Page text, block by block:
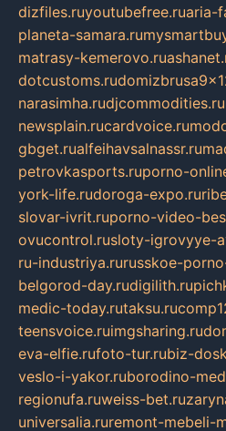
dizfiles.ruyoutubefree.ruaria-
planeta-samara.ru
matrasy-kemerovo.ru
dotcustoms.ru
narasimha.rudjcommodities.ru
newsplain.rucardvoice.ru
gbget.rualfeihavsalnassr.ru
petrovkasports.ruporno-
york-life.rudoroga-expo.ru
slovar-ivrit.ruporno-video-
ovucontrol.rusloty-igrovyye-
ru-industriya.rurusskoe-
belgorod-day.rudigilith.ru
medic-today.rutaksu.ru
teensvoice.ruimgsharing.ru
eva-elfie.rufoto-tur.rubiz-
veslo-i-yakor.ruborodino-
regionufa.ruweiss-bet.ru
universalia.ruremont-mebeli-